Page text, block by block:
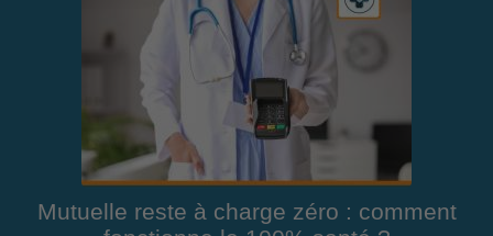
Mutuelle reste à charge zéro : comment